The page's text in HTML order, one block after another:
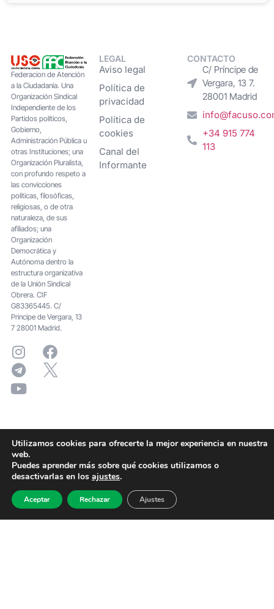
Federacion de Atención
a la Ciudadanía. Una
Organización Sindical
Independiente de los
Partidos políticos,
Gobierno,
Administración Pública u
otras Instituciones; una
Organización Pluralista,
con profundo respeto a
las convicciones
políticas, filosóficas,
religiosas, o de otra
naturaleza, de sus
afiliados; una
Organización
Democrática y
Autónoma dentro la
estructura organizativa
de la Unión Sindical
Obrera. CIF
G83365445. C/
Principe de Vergara, 13
7 28001 Madrid.
LEGAL
Aviso legal
Política de
privacidad
Política de
cookies
Canal del
Informante
CONTACTO
C/ Príncipe de
Vergara, 13 7.
28001 Madrid
+34 915 774
113
Utilizamos cookies para ofrecerte la mejor experiencia en nuestra
web.
Puedes aprender más sobre qué cookies utilizamos o
desactivarlas en los ajustes.
Aceptar Rechazar Ajustes